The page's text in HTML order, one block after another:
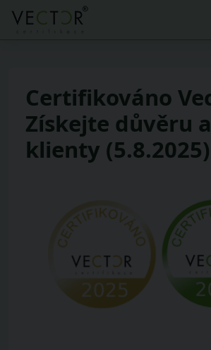
Certifikováno
Získejte důvěru
klienty (5.8.2025)